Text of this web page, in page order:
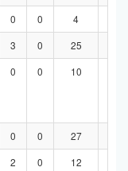
0 0 4
3 0 25
0 0 10
0 0 27
2 0 12